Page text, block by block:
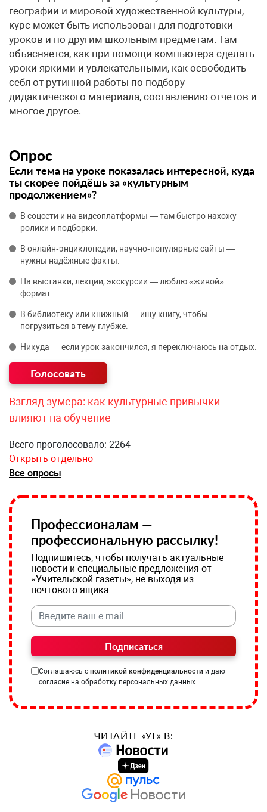
географии и мировой художественной культуры,
курс может быть использован для подготовки
уроков и по другим школьным предметам. Там
объясняется, как при помощи компьютера сделать
уроки яркими и увлекательными, как освободить
себя от рутинной работы по подбору
дидактического материала, составлению отчетов и
многое другое.
Опрос
Если тема на уроке показалась интересной, куда
ты скорее пойдёшь за «культурным
продолжением»?
В соцсети и на видеоплатформы — там быстро нахожу
ролики и подборки.
В онлайн‑энциклопедии, научно‑популярные сайты —
нужны надёжные факты.
На выставки, лекции, экскурсии — люблю «живой»
формат.
В библиотеку или книжный — ищу книгу, чтобы
погрузиться в тему глубже.
Никуда — если урок закончился, я переключаюсь на отдых.
Взгляд зумера: как культурные привычки
влияют на обучение
Всего проголосовало: 2264
Открыть отдельно
Все опросы
Профессионалам —
профессиональную рассылку!
Подпишитесь, чтобы получать актуальные
новости и специальные предложения от
«Учительской газеты», не выходя из
почтового ящика
Подписаться
Соглашаюсь с политикой конфиденциальности и даю
согласие на обработку персональных данных
ЧИТАЙТЕ «УГ» В: